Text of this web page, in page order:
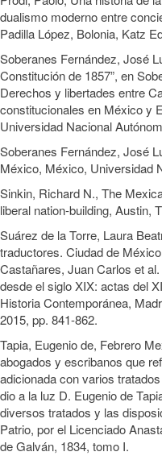
dualismo moderno entre
Padilla López, Bolonia, Katz
Soberanes Fernández, José
Constitución de 1857”, en
Derechos y libertades entre
constitucionales en México y
Universidad Nacional
Soberanes Fernández, José
México, México, Universidad
Sinkin, Richard N., The
liberal nation-building, Austin,
Suárez de la Torre, Laura
traductores. Ciudad de
Castañares, Juan Carlos et
desde el siglo XIX: actas del
Historia Contemporánea,
2015, pp. 841-862.
Tapia, Eugenio de, Febrero
abogados y escribanos que
adicionada con varios
dio a la luz D. Eugenio de
diversos tratados y las
Patrio, por el Licenciado
de Galván, 1834, tomo I.